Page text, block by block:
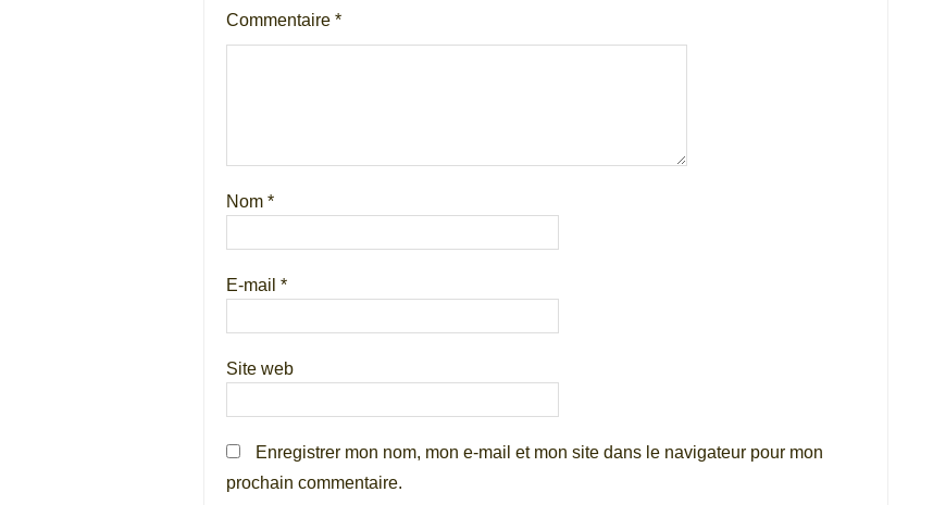
Commentaire *
Nom *
E-mail *
Site web
Enregistrer mon nom, mon e-mail et mon site dans le navigateur pour mon
prochain commentaire.